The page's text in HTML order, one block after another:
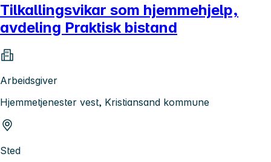
Tilkallingsvikar som hjemmehjelp,
avdeling Praktisk bistand
Arbeidsgiver
Hjemmetjenester vest, Kristiansand kommune
Sted